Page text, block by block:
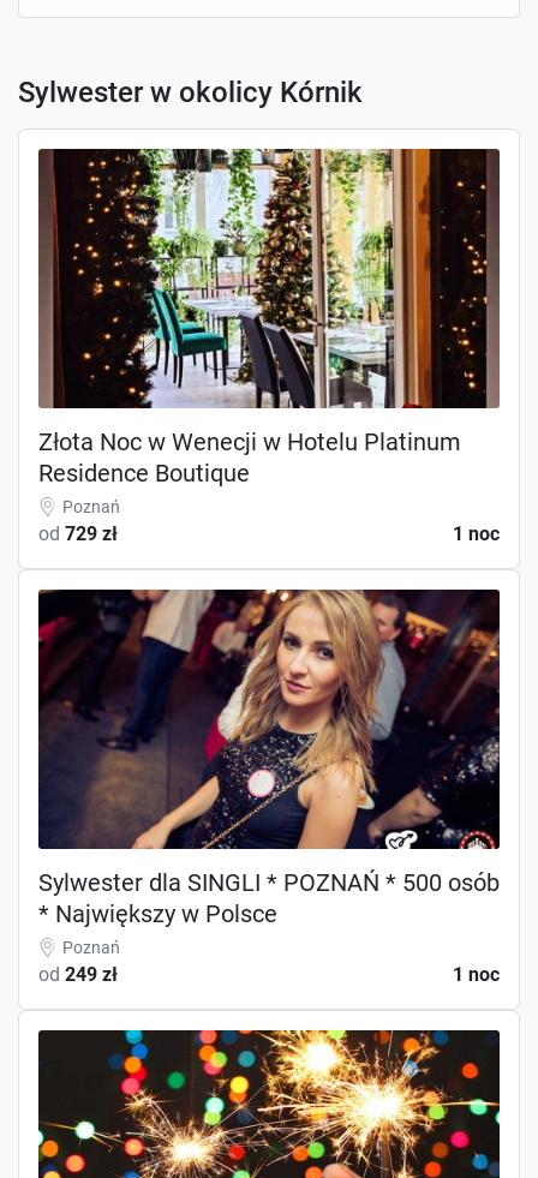
Sylwester w okolicy Kórnik
Złota Noc w Wenecji w Hotelu Platinum
Residence Boutique
Poznań
od 729 zł 1 noc
Sylwester dla SINGLI * POZNAŃ * 500 osób
* Największy w Polsce
Poznań
od 249 zł 1 noc